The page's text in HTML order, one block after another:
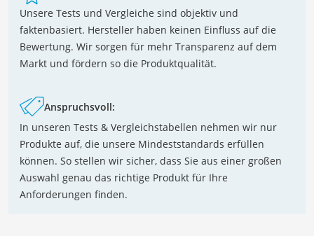
Unsere Tests und Vergleiche sind objektiv und
faktenbasiert. Hersteller haben keinen Einfluss auf die
Bewertung. Wir sorgen für mehr Transparenz auf dem
Markt und fördern so die Produktqualität.
Anspruchsvoll:
In unseren Tests & Vergleichstabellen nehmen wir nur
Produkte auf, die unsere Mindeststandards erfüllen
können. So stellen wir sicher, dass Sie aus einer großen
Auswahl genau das richtige Produkt für Ihre
Anforderungen finden.